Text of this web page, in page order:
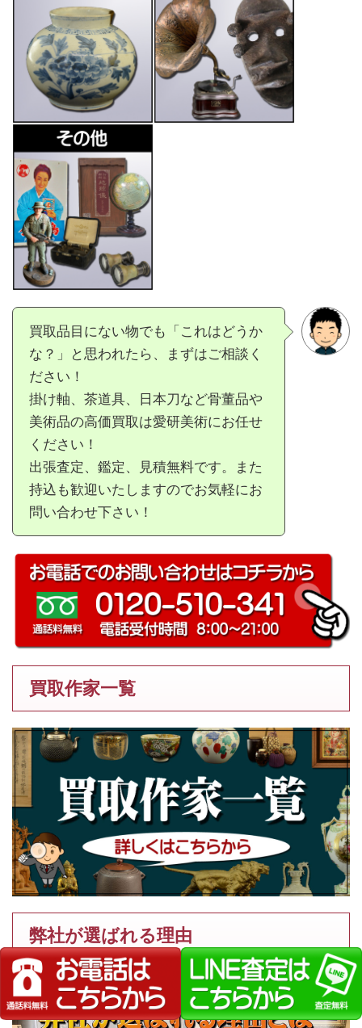
買取品目にない物でも「これはどうか
な？」と思われたら、まずはご相談く
ださい！
掛け軸、茶道具、日本刀など骨董品や
美術品の高価買取は愛研美術にお任せ
ください！
出張査定、鑑定、見積無料です。また
持込も歓迎いたしますのでお気軽にお
問い合わせ下さい！
買取作家一覧
弊社が選ばれる理由